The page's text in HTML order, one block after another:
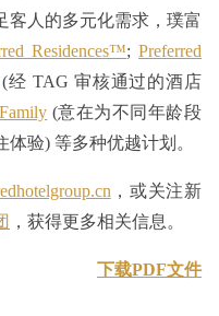
客人的多元化需求，璞富
Residences™;Preferred
(经 TAG 审核通过的酒店
(意在为不同年龄段
验) 等多种优越计划。
，或关注新
，获得更多相关信息。
下载PDF文件